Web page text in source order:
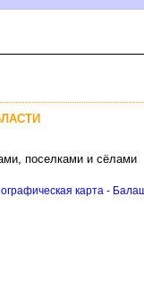
поселками и сёлами
карта -